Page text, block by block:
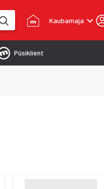
Kaubamaja
Püsiklient